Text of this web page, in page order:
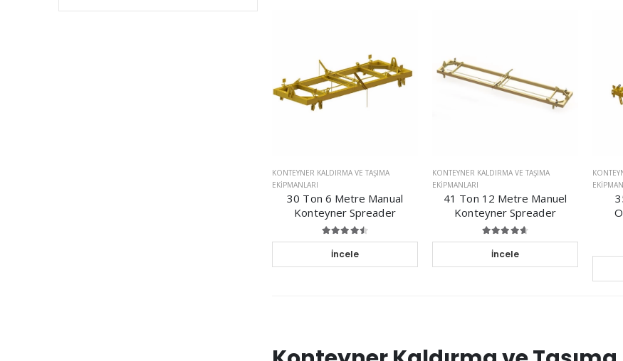
KONTEYNER KALDIRMA VE TAŞIMA
EKIPMANLARI
30 Ton 6 Metre Manual
Konteyner Spreader
İncele
KONTEYNER KALDIRMA VE TAŞIMA
EKIPMANLARI
41 Ton 12 Metre Manuel
Konteyner Spreader
İncele